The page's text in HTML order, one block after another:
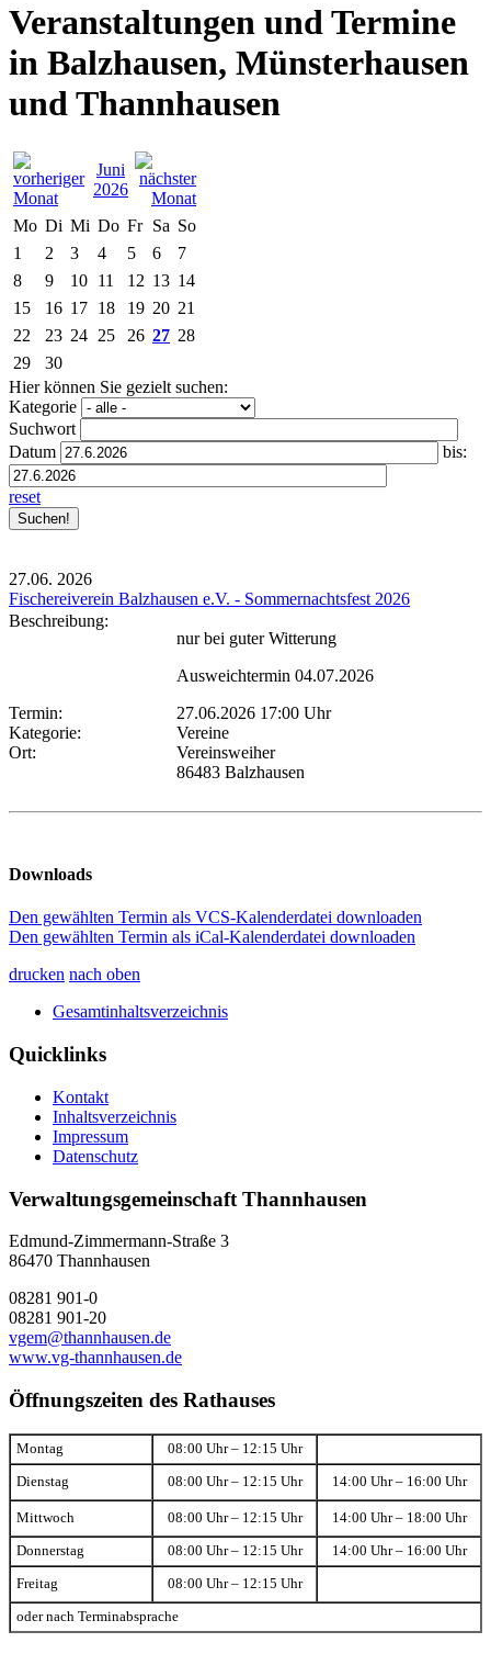
Veranstaltungen und Termine
in Balzhausen, Münsterhausen
und Thannhausen
Juni
2026
Mo Di Mi Do Fr Sa So
1
2 3 4 5 6
7
8
9 10 11 12 13 14
15
16 17 18 19 20 21
22
23 24 25 26 27 28
29
30
Hier können Sie gezielt suchen:
Kategorie
Suchwort
Datum
bis:
reset
27.06. 2026
Fischereiverein Balzhausen e.V. - Sommernachtsfest 2026
Beschreibung:
nur bei guter Witterung
Ausweichtermin 04.07.2026
Termin:
27.06.2026 17:00 Uhr
Kategorie:
Vereine
Ort:
Vereinsweiher
86483 Balzhausen
Downloads
Den gewählten Termin als VCS-Kalenderdatei downloaden
Den gewählten Termin als iCal-Kalenderdatei downloaden
drucken nach oben
Gesamtinhaltsverzeichnis
Quicklinks
Kontakt
Inhaltsverzeichnis
Impressum
Datenschutz
Verwaltungsgemeinschaft Thannhausen
Edmund-Zimmermann-Straße 3
86470 Thannhausen
08281 901-0
08281 901-20
vgem@thannhausen.de
www.vg-thannhausen.de
Öffnungszeiten des Rathauses
Montag 08:00 Uhr – 12:15 Uhr
Dienstag 08:00 Uhr – 12:15 Uhr 14:00 Uhr – 16:00 Uhr
Mittwoch 08:00 Uhr – 12:15 Uhr 14:00 Uhr – 18:00 Uhr
Donnerstag 08:00 Uhr – 12:15 Uhr 14:00 Uhr – 16:00 Uhr
Freitag 08:00 Uhr – 12:15 Uhr
oder nach Terminabsprache